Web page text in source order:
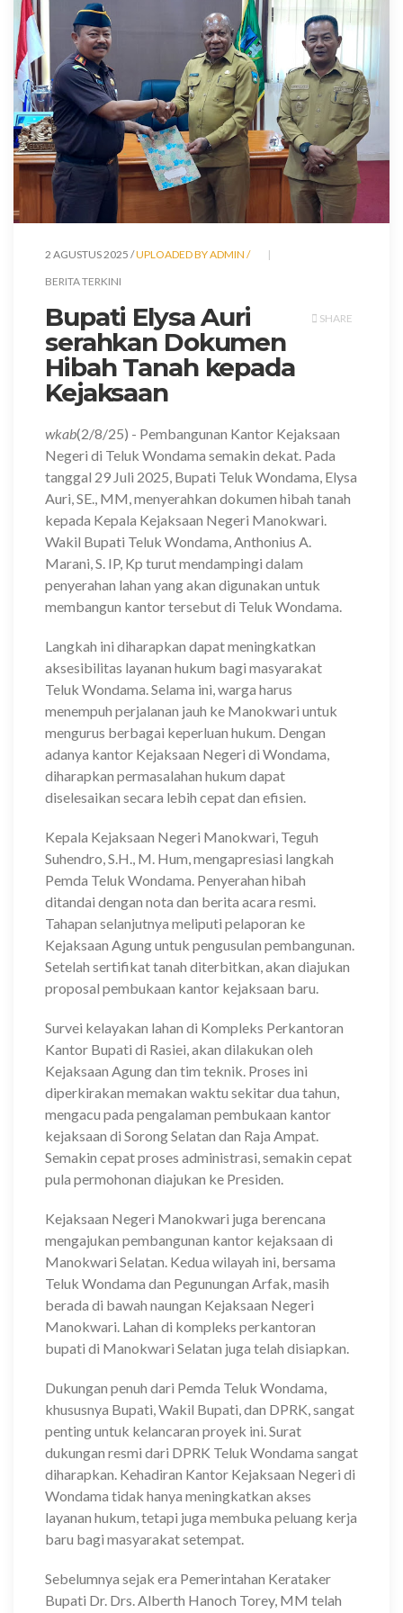
2 AGUSTUS 2025 /UPLOADED BY ADMIN /
BERITA TERKINI
SHARE
Bupati Elysa Auri
serahkan Dokumen
Hibah Tanah kepada
Kejaksaan
wkab(2/8/25) - Pembangunan Kantor Kejaksaan
Negeri di Teluk Wondama semakin dekat. Pada
tanggal 29 Juli 2025, Bupati Teluk Wondama, Elysa
Auri, SE., MM, menyerahkan dokumen hibah tanah
kepada Kepala Kejaksaan Negeri Manokwari.
Wakil Bupati Teluk Wondama, Anthonius A.
Marani, S. IP, Kp turut mendampingi dalam
penyerahan lahan yang akan digunakan untuk
membangun kantor tersebut di Teluk Wondama.
Langkah ini diharapkan dapat meningkatkan
aksesibilitas layanan hukum bagi masyarakat
Teluk Wondama. Selama ini, warga harus
menempuh perjalanan jauh ke Manokwari untuk
mengurus berbagai keperluan hukum. Dengan
adanya kantor Kejaksaan Negeri di Wondama,
diharapkan permasalahan hukum dapat
diselesaikan secara lebih cepat dan efisien.
Kepala Kejaksaan Negeri Manokwari, Teguh
Suhendro, S.H., M. Hum, mengapresiasi langkah
Pemda Teluk Wondama. Penyerahan hibah
ditandai dengan nota dan berita acara resmi.
Tahapan selanjutnya meliputi pelaporan ke
Kejaksaan Agung untuk pengusulan pembangunan.
Setelah sertifikat tanah diterbitkan, akan diajukan
proposal pembukaan kantor kejaksaan baru.
Survei kelayakan lahan di Kompleks Perkantoran
Kantor Bupati di Rasiei, akan dilakukan oleh
Kejaksaan Agung dan tim teknik. Proses ini
diperkirakan memakan waktu sekitar dua tahun,
mengacu pada pengalaman pembukaan kantor
kejaksaan di Sorong Selatan dan Raja Ampat.
Semakin cepat proses administrasi, semakin cepat
pula permohonan diajukan ke Presiden.
Kejaksaan Negeri Manokwari juga berencana
mengajukan pembangunan kantor kejaksaan di
Manokwari Selatan. Kedua wilayah ini, bersama
Teluk Wondama dan Pegunungan Arfak, masih
berada di bawah naungan Kejaksaan Negeri
Manokwari. Lahan di kompleks perkantoran
bupati di Manokwari Selatan juga telah disiapkan.
Dukungan penuh dari Pemda Teluk Wondama,
khususnya Bupati, Wakil Bupati, dan DPRK, sangat
penting untuk kelancaran proyek ini. Surat
dukungan resmi dari DPRK Teluk Wondama sangat
diharapkan. Kehadiran Kantor Kejaksaan Negeri di
Wondama tidak hanya meningkatkan akses
layanan hukum, tetapi juga membuka peluang kerja
baru bagi masyarakat setempat.
Sebelumnya sejak era Pemerintahan Kerataker
Bupati Dr. Drs. Alberth Hanoch Torey, MM telah